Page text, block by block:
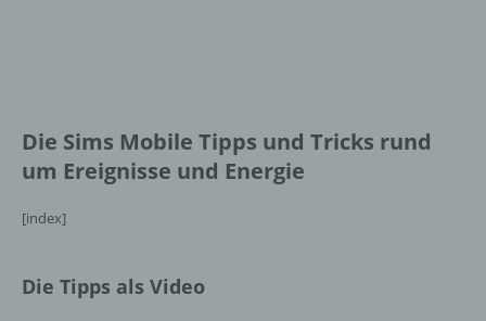
Die Sims Mobile Tipps und Tricks rund
um Ereignisse und Energie
[index]
Die Tipps als Video